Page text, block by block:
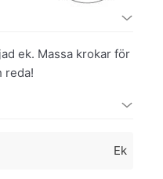
ek. Massa krokar för
reda!
Ek